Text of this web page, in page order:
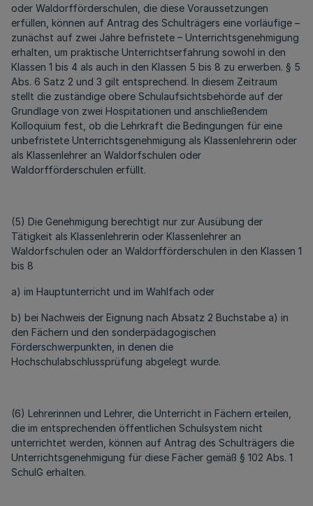
oder Waldorfförderschulen, die diese Voraussetzungen
erfüllen, können auf Antrag des Schulträgers eine vorläufige –
zunächst auf zwei Jahre befristete – Unterrichtsgenehmigung
erhalten, um praktische Unterrichtserfahrung sowohl in den
Klassen 1 bis 4 als auch in den Klassen 5 bis 8 zu erwerben. § 5
Abs. 6 Satz 2 und 3 gilt entsprechend. In diesem Zeitraum
stellt die zuständige obere Schulaufsichtsbehörde auf der
Grundlage von zwei Hospitationen und anschließendem
Kolloquium fest, ob die Lehrkraft die Bedingungen für eine
unbefristete Unterrichtsgenehmigung als Klassenlehrerin oder
als Klassenlehrer an Waldorfschulen oder
Waldorfförderschulen erfüllt.
(5) Die Genehmigung berechtigt nur zur Ausübung der
Tätigkeit als Klassenlehrerin oder Klassenlehrer an
Waldorfschulen oder an Waldorfförderschulen in den Klassen 1
bis 8
a) im Hauptunterricht und im Wahlfach oder
b) bei Nachweis der Eignung nach Absatz 2 Buchstabe a) in
den Fächern und den sonderpädagogischen
Förderschwerpunkten, in denen die
Hochschulabschlussprüfung abgelegt wurde.
(6) Lehrerinnen und Lehrer, die Unterricht in Fächern erteilen,
die im entsprechenden öffentlichen Schulsystem nicht
unterrichtet werden, können auf Antrag des Schulträgers die
Unterrichtsgenehmigung für diese Fächer gemäß § 102 Abs. 1
SchulG erhalten.